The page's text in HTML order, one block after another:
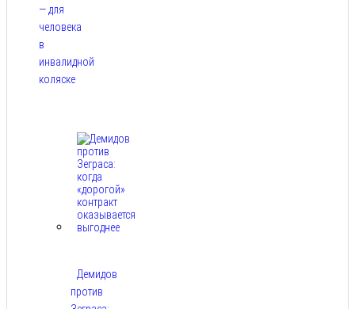
— для
человека
в
инвалидной
коляске
Демидов
против